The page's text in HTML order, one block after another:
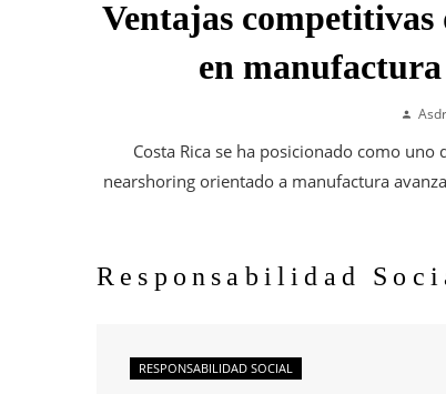
Ventajas
en manufactura
Costa Rica se ha posicionado como
nearshoring orientado a manufactura
Responsabilidad
RESPONSABILIDAD SOCIAL